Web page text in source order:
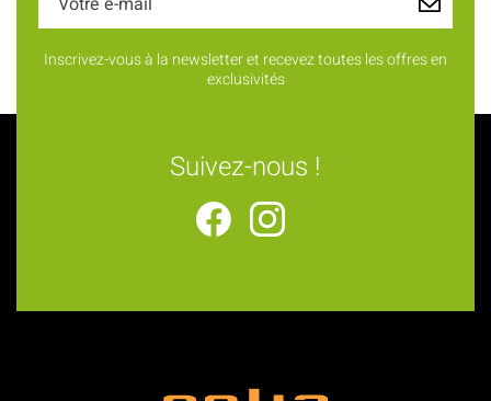
Inscrivez-vous à la newsletter et recevez toutes les offres en
exclusivités
Suivez-nous !